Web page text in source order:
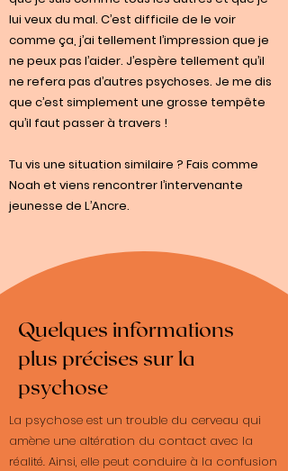
lui veux du mal. C’est difficile de le voir
comme ça, j’ai tellement l’impression que je
ne peux pas l’aider. J’espère tellement qu’il
ne refera pas d’autres psychoses. Je me dis
que c’est simplement une grosse tempête
qu’il faut passer à travers !
Tu vis une situation similaire ? Fais comme
Noah et viens rencontrer l’intervenante
jeunesse de L’Ancre.
Quelques informations
plus précises sur la
psychose
La psychose est un trouble du cerveau qui
amène une altération du contact avec la
réalité. Ainsi, elle peut conduire à la confusion